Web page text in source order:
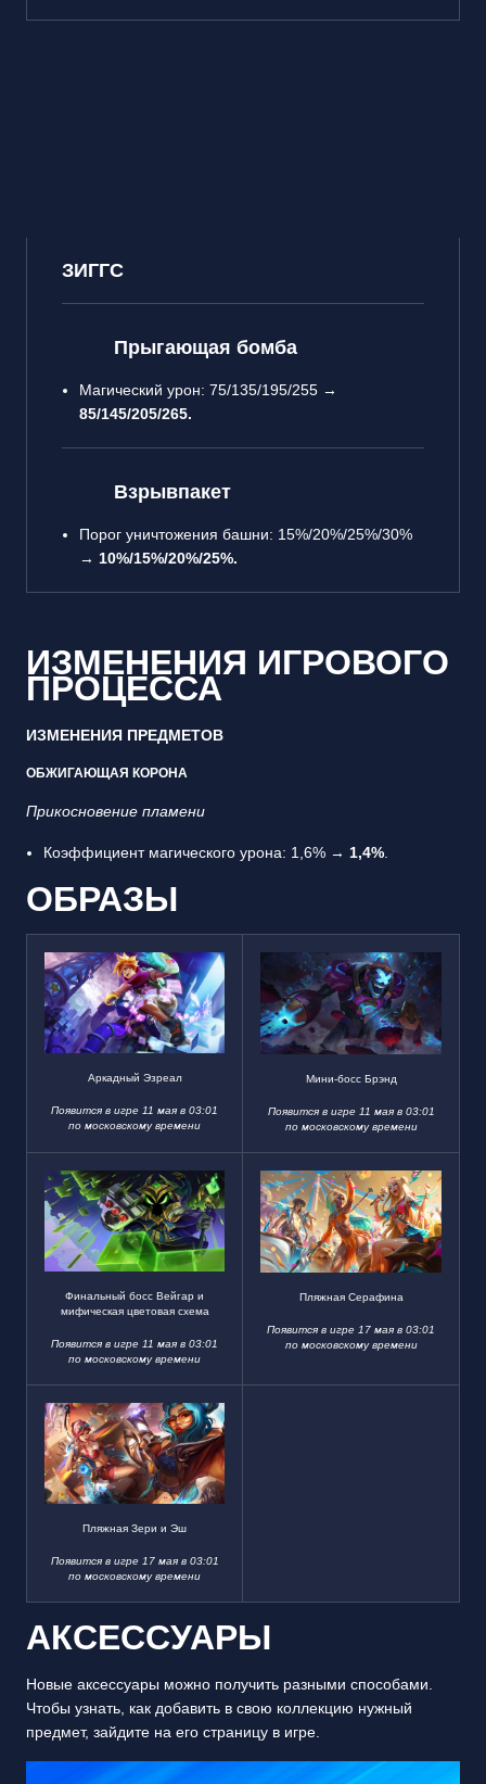
ЗИГГС
Прыгающая бомба
Магический урон: 75/135/195/255 →
85/145/205/265.
Взрывпакет
Порог уничтожения башни: 15%/20%/25%/30%
→ 10%/15%/20%/25%.
ИЗМЕНЕНИЯ ИГРОВОГО
ПРОЦЕССА
ИЗМЕНЕНИЯ ПРЕДМЕТОВ
ОБЖИГАЮЩАЯ КОРОНА
Прикосновение пламени
Коэффициент магического урона: 1,6% → 1,4%
ОБРАЗЫ
Аркадный Эзреал
Появится в игре 11 мая в 03:01
по московскому времени
Мини-босс Брэнд
Появится в игре 11 мая в 03:01
по московскому времени
Финальный босс Вейгар и
мифическая цветовая схема
Появится в игре 11 мая в 03:01
по московскому времени
Пляжная Серафина
Появится в игре 17 мая в 03:01
по московскому времени
Пляжная Зери и Эш
Появится в игре 17 мая в 03:01
по московскому времени
АКСЕССУАРЫ
Новые аксессуары можно получить разными способами.
Чтобы узнать, как добавить в свою коллекцию нужный
предмет, зайдите на его страницу в игре.